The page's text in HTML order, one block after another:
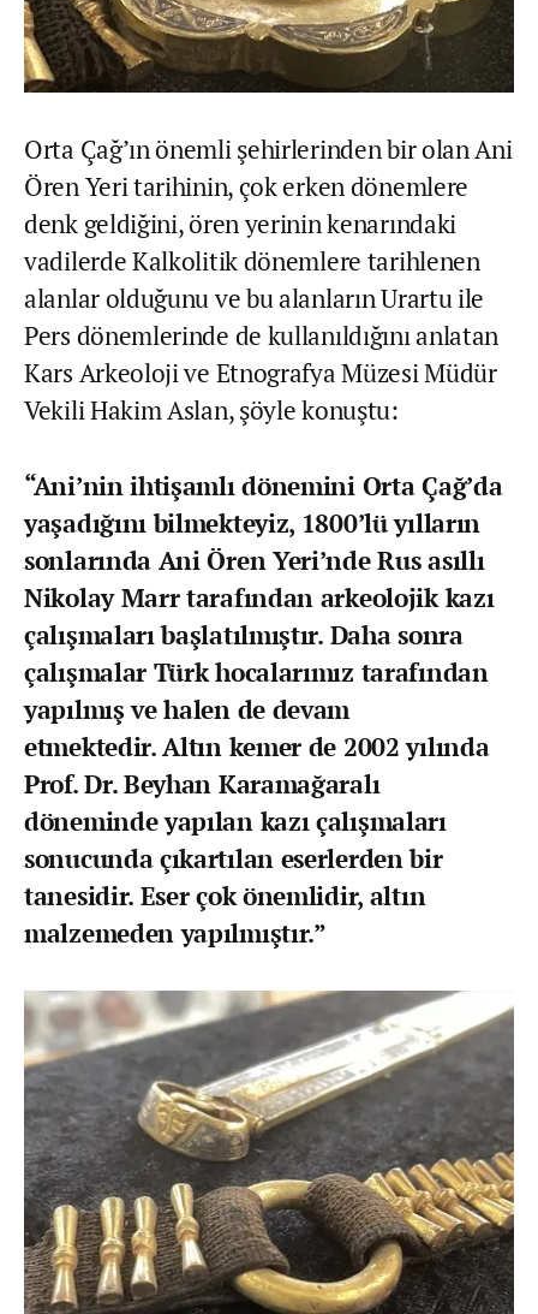
Orta Çağ’ın önemli şehirlerinden bir olan Ani
Ören Yeri tarihinin, çok erken dönemlere
denk geldiğini, ören yerinin kenarındaki
vadilerde Kalkolitik dönemlere tarihlenen
alanlar olduğunu ve bu alanların Urartu ile
Pers dönemlerinde de kullanıldığını anlatan
Kars Arkeoloji ve Etnografya Müzesi Müdür
Vekili Hakim Aslan, şöyle konuştu:
“Ani’nin ihtişamlı dönemini Orta Çağ’da
yaşadığını bilmekteyiz, 1800’lü yılların
sonlarında Ani Ören Yeri’nde Rus asıllı
Nikolay Marr tarafından arkeolojik kazı
çalışmaları başlatılmıştır. Daha sonra
çalışmalar Türk hocalarımız tarafından
yapılmış ve halen de devam
etmektedir. Altın kemer de 2002 yılında
Prof. Dr. Beyhan Karamağaralı
döneminde yapılan kazı çalışmaları
sonucunda çıkartılan eserlerden bir
tanesidir. Eser çok önemlidir, altın
malzemeden yapılmıştır.”